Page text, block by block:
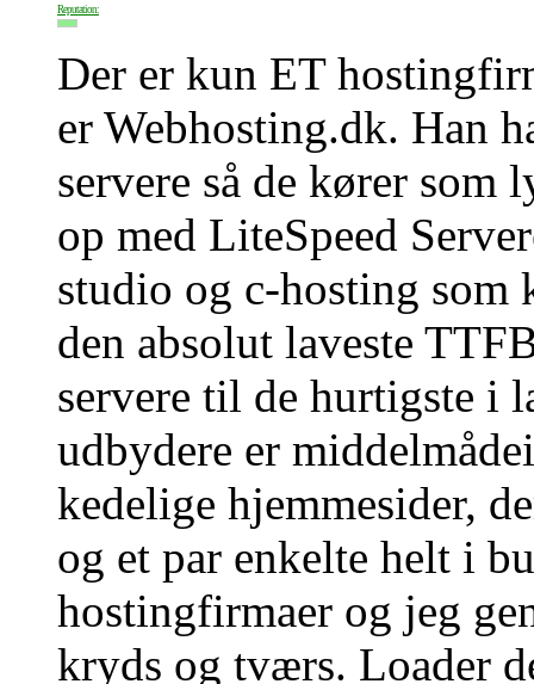
Reputation:
Der er kun ET
er Webhosting.dk. Han
servere så de kører som
op med LiteSpeed
studio og c-hosting som
den absolut laveste
servere til de hurtigste i
udbydere er
kedelige hjemmesider,
og et par enkelte helt i
hostingfirmaer og jeg
kryds og tværs. Loader